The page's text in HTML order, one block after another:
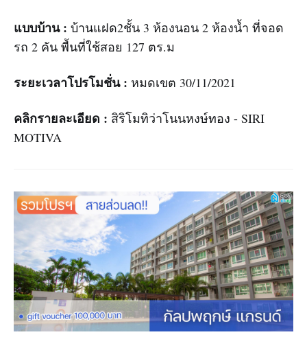
แบบบ้าน : บ้านแฝด2ชั้น 3 ห้องนอน 2 ห้องน้ำ ที่จอด
รถ 2 คัน พื้นที่ใช้สอย 127 ตร.ม
ระยะเวลาโปรโมชั่น : หมดเขต 30/11/2021
คลิกรายละเอียด : สิริโมทิว่าโนนหงษ์ทอง - SIRI
MOTIVA